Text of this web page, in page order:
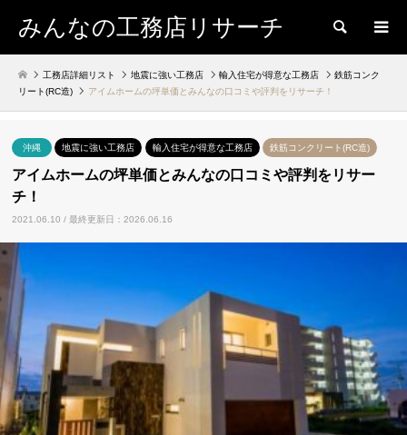
みんなの工務店リサーチ 検索
工務店詳細リスト 地震に強い工務店 輸入住宅が得意な工務店
鉄筋コンク
リート(RC造)
アイムホームの坪単価とみんなの口コミや評判をリサーチ！
沖縄 地震に強い工務店 輸入住宅が得意な工務店 鉄筋コンクリート(RC造)
アイムホームの坪単価とみんなの口コミや評判をリサー
チ！
2021.06.10 / 最終更新日：2026.06.16